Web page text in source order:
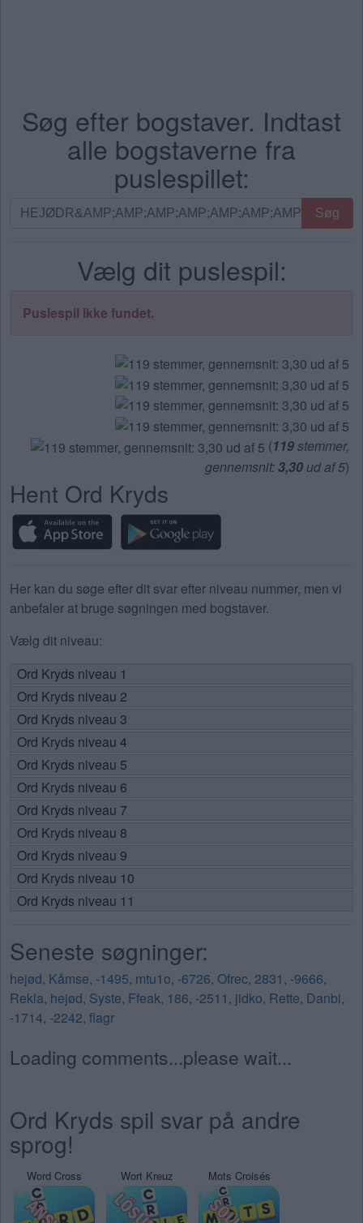
Søg efter bogstaver. Indtast
alle bogstaverne fra
puslespillet:
Søg
bogstaverne
Søg
Vælg dit puslespil:
Puslespil ikke fundet.
(119stemmer,
gennemsnit:3,30 ud af 5)
Hent Ord Kryds
Her kan du søge efter dit svar efter niveau nummer, men vi
anbefaler at bruge søgningen med bogstaver.
Vælg dit niveau:
Ord Kryds niveau 1
Ord Kryds niveau 2
Ord Kryds niveau 3
Ord Kryds niveau 4
Ord Kryds niveau 5
Ord Kryds niveau 6
Ord Kryds niveau 7
Ord Kryds niveau 8
Ord Kryds niveau 9
Ord Kryds niveau 10
Ord Kryds niveau 11
Seneste søgninger:
hejød, Kåmse, -1495, mtu1o, -6726, Ofrec, 2831, -9666,
Rekla, hejød, Syste, Ffeak, 186, -2511, jidko, Rette, Danbi,
-1714, -2242, flagr
Loading comments...please wait...
Ord Kryds spil svar på andre
sprog!
Word Cross Wort Kreuz Mots Croisés